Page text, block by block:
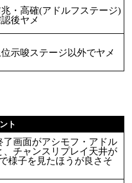
・高確(アドルフステージ)
後ヤメ
位示唆ステージ以外でヤメ
ト
了画面がアシモフ・アドル
、チャンスリプレイ天井が
様子を見たほうが良さそ